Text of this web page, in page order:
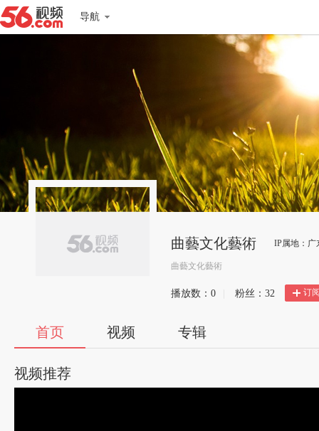
导航
曲藝文化藝術 IP属地：广
曲藝文化藝術
播放数： 0 粉丝： 32 订
首页 视频 专辑
视频推荐